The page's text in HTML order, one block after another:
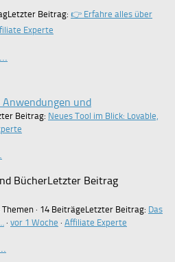
Letzter Beitrag: 👉 Erfahre alles über
Experte
und
Beitrag: Neues Tool im Blick: Lovable,
BücherLetzter Beitrag
Themen · 14 BeiträgeLetzter Beitrag: Das
· vor 1 Woche · Affiliate Experte